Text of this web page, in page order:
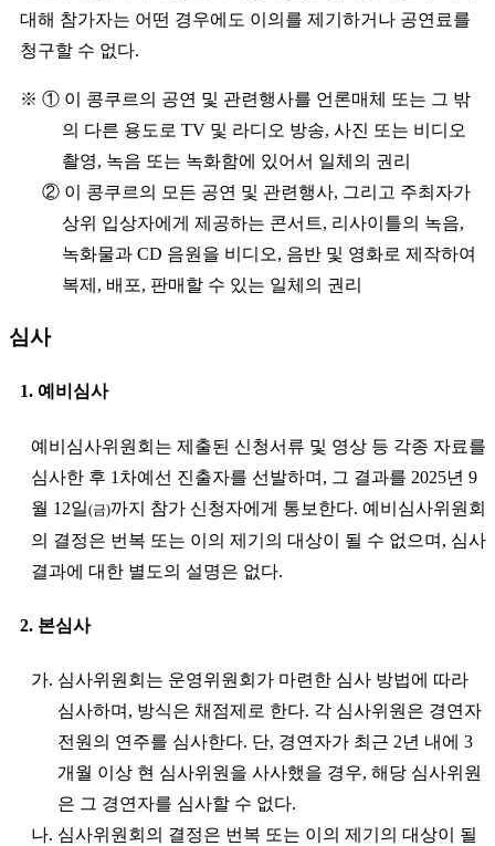
대해 참가자는 어떤 경우에도 이의를 제기하거나 공연료를
청구할 수 없다.
※ ① 이 콩쿠르의 공연 및 관련행사를 언론매체 또는 그 밖
의 다른 용도로 TV 및 라디오 방송, 사진 또는 비디오
촬영, 녹음 또는 녹화함에 있어서 일체의 권리
② 이 콩쿠르의 모든 공연 및 관련행사, 그리고 주최자가
상위 입상자에게 제공하는 콘서트, 리사이틀의 녹음,
녹화물과 CD 음원을 비디오, 음반 및 영화로 제작하여
복제, 배포, 판매할 수 있는 일체의 권리
심사
1. 예비심사
예비심사위원회는 제출된 신청서류 및 영상 등 각종 자료를
심사한 후 1차예선 진출자를 선발하며, 그 결과를 2025년 9
월 12일(금)까지 참가 신청자에게 통보한다. 예비심사위원회
의 결정은 번복 또는 이의 제기의 대상이 될 수 없으며, 심사
결과에 대한 별도의 설명은 없다.
2. 본심사
가. 심사위원회는 운영위원회가 마련한 심사 방법에 따라
심사하며, 방식은 채점제로 한다. 각 심사위원은 경연자
전원의 연주를 심사한다. 단, 경연자가 최근 2년 내에 3
개월 이상 현 심사위원을 사사했을 경우, 해당 심사위원
은 그 경연자를 심사할 수 없다.
나. 심사위원회의 결정은 번복 또는 이의 제기의 대상이 될